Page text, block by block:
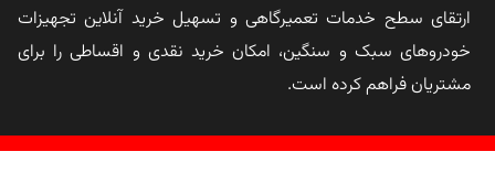
ارتقای سطح خدمات تعمیرگاهی و تسهیل خرید آنلاین تجهیزات
خودروهای سبک و سنگین، امکان خرید نقدی و اقساطی را برای
مشتریان فراهم کرده است.